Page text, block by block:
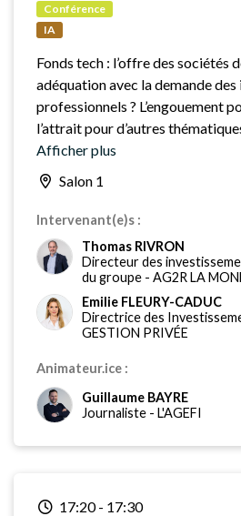
Conférence
IA
Fonds tech : l’offre des sociétés
adéquation avec la demande des
professionnels ? L’engouement
l’attrait pour d’autres
biotech, cybersécurité…) ?
Afficher plus
Salon 1
Intervenant(e)s :
Thomas RIVRON
Directeur des
du groupe - AG2R LA
Emilie FLEURY-CADUC
Directrice des
GESTION PRIVÉE
Animateur.ice :
Guillaume BAYRE
Journaliste - L'AGEFI
17:20- 17:30